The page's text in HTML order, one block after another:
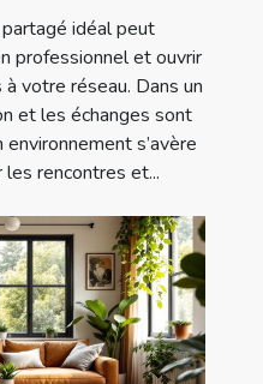
partagé idéal peut
professionnel et ouvrir
votre réseau. Dans un
et les échanges sont
s’avère
rencontres et...